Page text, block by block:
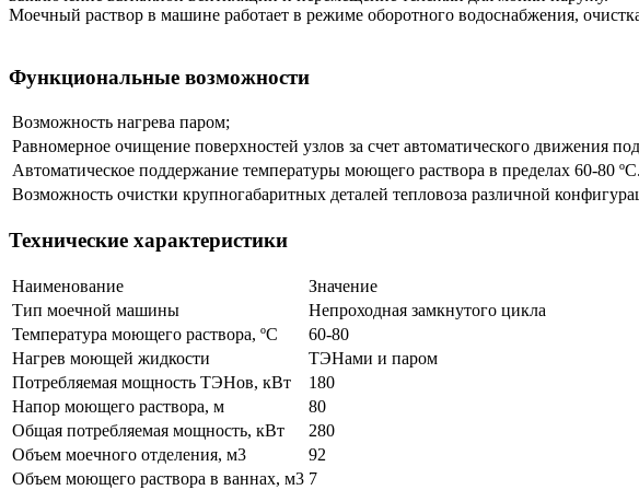
Моечный раствор в машине работает в режиме оборотного водоснабжения,
Функциональные возможности
Возможность нагрева паром;
Равномерное очищение поверхностей узлов за счет автоматического движения
Автоматическое поддержание температуры моющего раствора в пределах 60-80 ºС.
Возможность очистки крупногабаритных деталей тепловоза различной
Технические характеристики
Наименование
Значение
Тип моечной машины
Непроходная замкнутого цикла
Температура моющего раствора, ºС
60-80
Нагрев моющей жидкости
ТЭНами и паром
Потребляемая мощность ТЭНов, кВт
180
Напор моющего раствора, м
80
Общая потребляемая мощность, кВт
280
Объем моечного отделения, м3
92
Объем моющего раствора в ваннах, м3 7